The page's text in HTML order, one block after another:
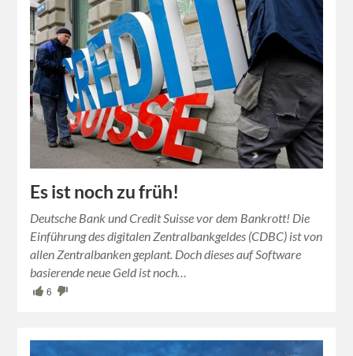
Es ist noch zu früh!
Deutsche Bank und Credit Suisse vor dem Bankrott! Die
Einführung des digitalen Zentralbankgeldes (CDBC) ist von
allen Zentralbanken geplant. Doch dieses auf Software
basierende neue Geld ist noch…
6